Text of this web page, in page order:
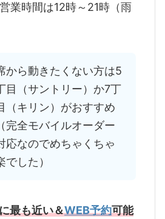
業時間は12時～21時（雨
から動きたくない方は5
目（サントリー）か7丁
（キリン）がおすすめ
（完全モバイルオーダー
応なのでめちゃくちゃ
でした）
最も近い＆WEB予約可能